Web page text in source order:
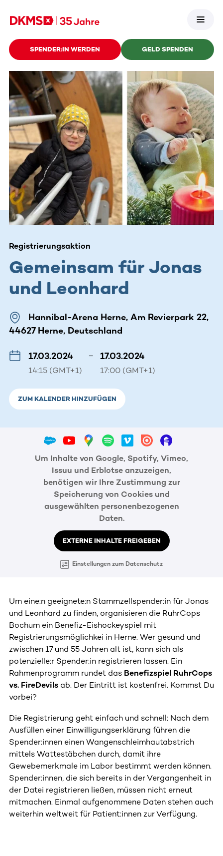
SPENDER:IN WERDEN GELD SPENDEN
Registrierungsaktion
Gemeinsam für Jonas
und Leonhard
Hannibal-Arena Herne, Am Revierpark 22,
44627 Herne, Deutschland
17.03.2024
14:15 (GMT+1)
– 17.03.2024
17:00 (GMT+1)
ZUM KALENDER HINZUFÜGEN
Um Inhalte von Google, Spotify, Vimeo,
Issuu und Erblotse anzuzeigen,
benötigen wir Ihre Zustimmung zur
Speicherung von Cookies und
ausgewählten personenbezogenen
Daten.
EXTERNE INHALTE FREIGEBEN
Einstellungen zum Datenschutz
Um eine:n geeignete:n Stammzellspender:in für Jonas
und Leonhard zu finden, organisieren die RuhrCops
Bochum ein Benefiz-Eishockeyspiel mit
Registrierungsmöglichkei in Herne. Wer gesund und
zwischen 17 und 55 Jahren alt ist, kann sich als
potenzielle:r Spender:in registrieren lassen. Ein
Rahmenprogramm rundet das Benefizspiel RuhrCops
vs. FireDevils ab. Der Eintritt ist kostenfrei. Kommst Du
vorbei?
Die Registrierung geht einfach und schnell: Nach dem
Ausfüllen einer Einwilligungserklärung führen die
Spender:innen einen Wangenschleimhautabstrich
mittels Wattestäbchen durch, damit ihre
Gewebemerkmale im Labor bestimmt werden können.
Spender:innen, die sich bereits in der Vergangenheit in
der Datei registrieren ließen, müssen nicht erneut
mitmachen. Einmal aufgenommene Daten stehen auch
weiterhin weltweit für Patient:innen zur Verfügung.